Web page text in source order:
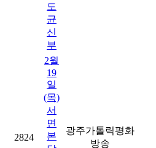
도
균
신
부
2824
2월
19
일
(목)
서
면
본
광주가톨릭평화
방송